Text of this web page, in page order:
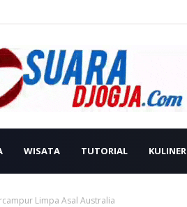
WISATA TUTORIAL KULINER
Limpa Asal Australia